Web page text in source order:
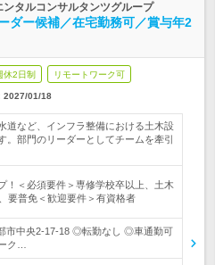
タルコンサルタンツグループ
ダー候補／在宅勤務可／賞与年2
休2日制 リモートワーク可
2027/01/18
道など、インフラ整備における土木設
。部門のリーダーとしてチームを牽引
！＜必須要件＞専修学校卒以上、土木
要普免＜歓迎要件＞有資格者
市中央2-17-18 ◎転勤なし ◎車通勤可
ク…